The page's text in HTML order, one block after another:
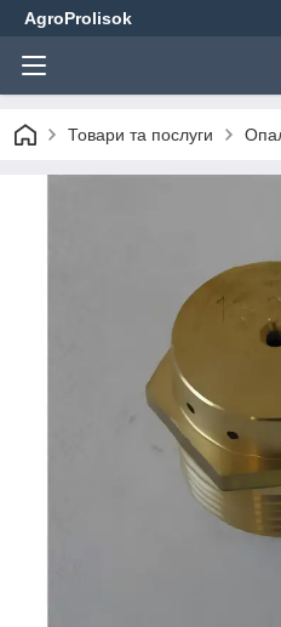
AgroProlisok
Товари та послуги